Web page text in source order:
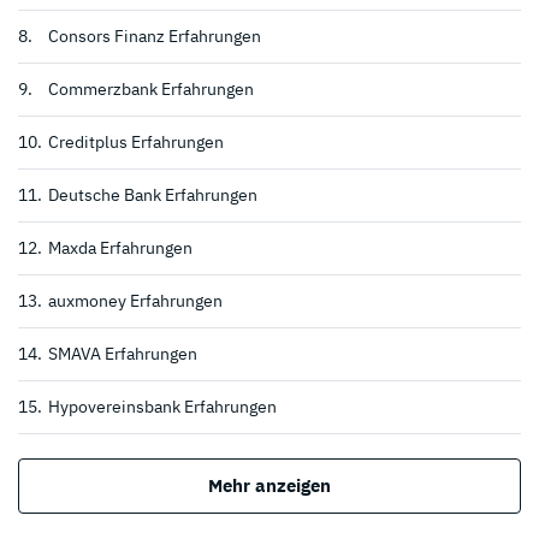
8. Consors Finanz Erfahrungen
9. Commerzbank Erfahrungen
10. Creditplus Erfahrungen
11. Deutsche Bank Erfahrungen
12. Maxda Erfahrungen
13. auxmoney Erfahrungen
14. SMAVA Erfahrungen
15. Hypovereinsbank Erfahrungen
Mehr anzeigen
Zum Anbieter